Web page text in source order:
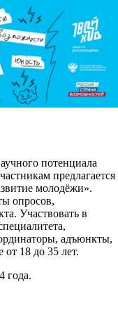
потенциала
предлагается
молодёжи».
опросов,
Участвовать в
адъюнкты,
от 18 до 35 лет.
года.